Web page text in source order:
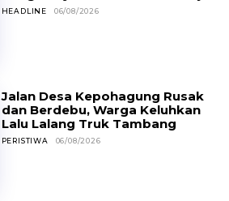
HEADLINE 06/08/2026
Jalan Desa Kepohagung Rusak
dan Berdebu, Warga Keluhkan
Lalu Lalang Truk Tambang
PERISTIWA 06/08/2026